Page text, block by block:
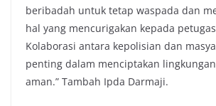
beribadah untuk tetap waspada dan
hal yang mencurigakan kepada
Kolaborasi antara kepolisian dan
penting dalam menciptakan
aman.” Tambah Ipda Darmaji.